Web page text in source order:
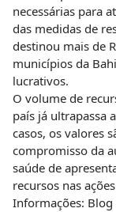
necessárias para
das medidas de
destinou mais de
municípios da
lucrativos.
O volume de
país já ultrapassa
casos, os valores
compromisso da
saúde de
recursos nas
Informações: